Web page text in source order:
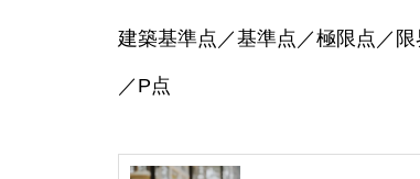
建築基準点／基準点／極限点／
／P点